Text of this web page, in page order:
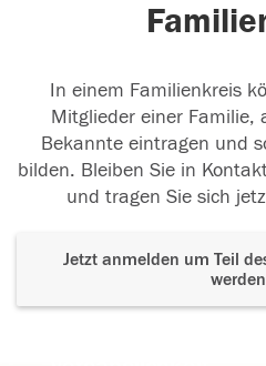
In einem Familienkreis
Mitglieder einer Familie,
Bekannte eintragen und
bilden. Bleiben Sie in
und tragen Sie sich
Jetzt anmelden um Teil